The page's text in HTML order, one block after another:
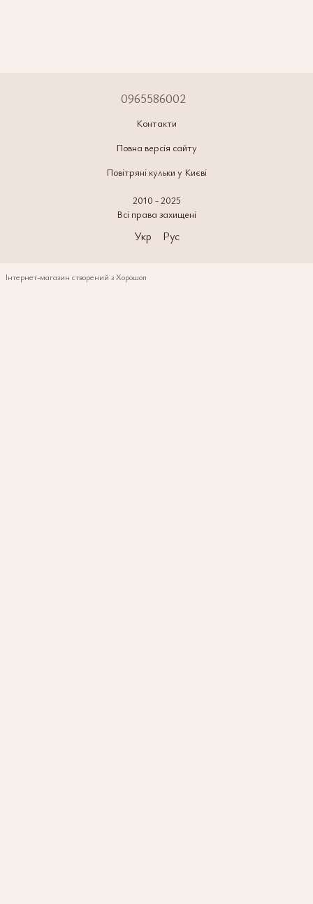
0965586002
Контакти
Повна версія сайту
Повітряні кульки у Києві
2010 - 2025
Всі права захищені
Укр Рус
Інтернет-магазин створений з Хорошоп